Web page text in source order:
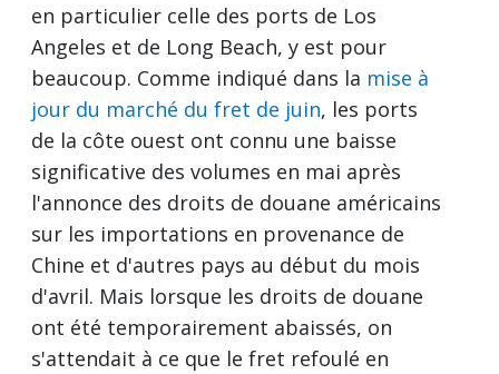
en particulier celle des ports de Los
Angeles et de Long Beach, y est pour
beaucoup. Comme indiqué dans la mise à
jour du marché du fret de juin, les ports
de la côte ouest ont connu une baisse
significative des volumes en mai après
l'annonce des droits de douane américains
sur les importations en provenance de
Chine et d'autres pays au début du mois
d'avril. Mais lorsque les droits de douane
ont été temporairement abaissés, on
s'attendait à ce que le fret refoulé en